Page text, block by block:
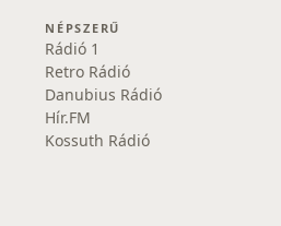
NÉPSZERŰ
Rádió 1
Retro Rádió
Danubius Rádió
Hír.FM
Kossuth Rádió